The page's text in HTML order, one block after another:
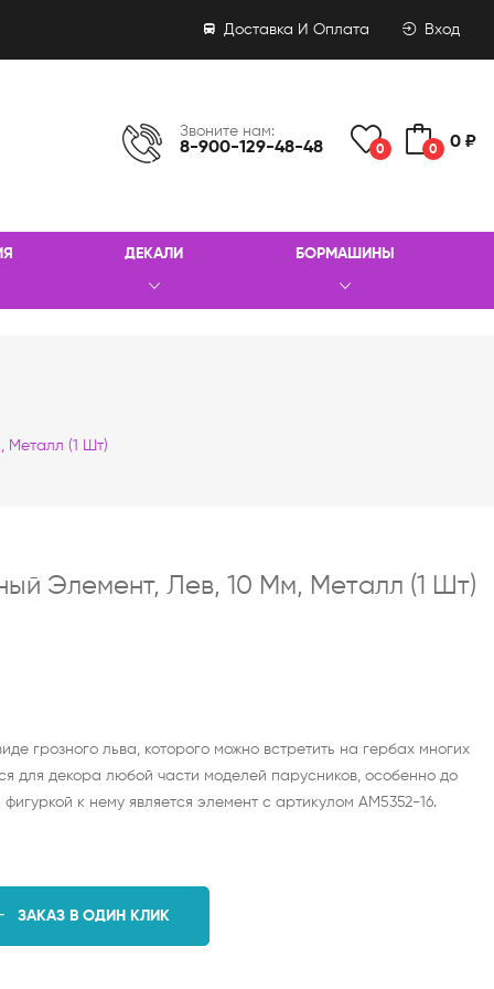
Доставка И Оплата Вход
Звоните нам:
8-900-129-48-48 0 0 0 ₽
ДЕКАЛИ БОРМАШИНЫ
Металл (1 Шт)
Элемент, Лев, 10 Мм, Металл (1 Шт)
грозного льва, которого можно встретить на гербах многих
для декора любой части моделей парусников, особенно до
к нему является элемент с артикулом AM5352-16.
ЗАКАЗ В ОДИН КЛИК